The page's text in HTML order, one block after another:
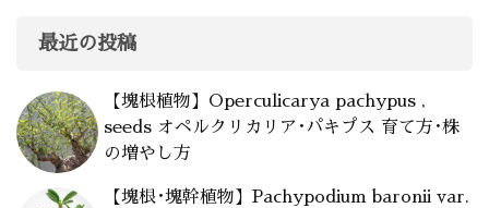
最近の投稿
【塊根植物】Operculicarya pachypus ,
seeds オペルクリカリア･パキプス 育て方･株
の増やし方
【塊根･塊幹植物】Pachypodium baronii var.